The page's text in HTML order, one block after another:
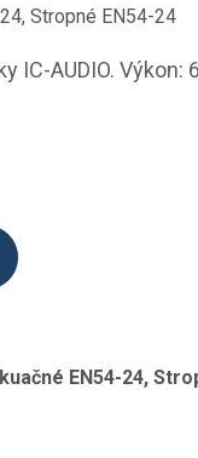
, Stropné EN54-24
IC-AUDIO. Výkon:
EN54-24,